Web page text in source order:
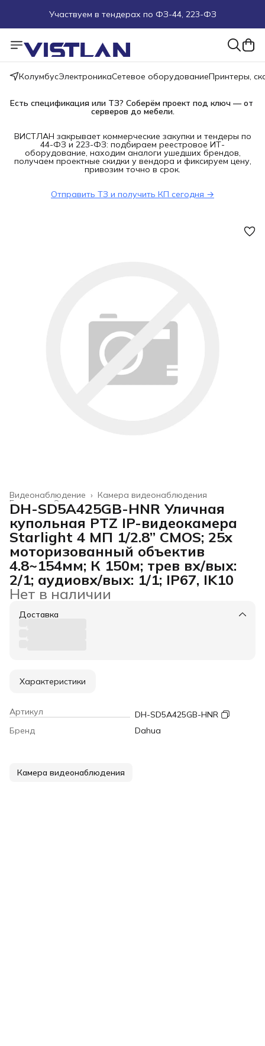
Участвуем в тендерах по ФЗ-44, 223-ФЗ
Поможем подобрать оборудование под ТЗ
Пуско-наладочные работы
Пришлите запрос на e-mail или в чат
КолумбусЭлектроникаСетевое оборудованиеПринтеры,
Есть спецификация или ТЗ? Соберём проект под ключ — от
серверов до мебели.
ВИСТЛАН закрывает коммерческие закупки и тендеры по
44-ФЗ и 223-ФЗ: подбираем реестровое ИТ-
оборудование, находим аналоги ушедших брендов,
получаем проектные скидки у вендора и фиксируем цену,
привозим точно в срок.
Отправить ТЗ и получить КП сегодня →
Камера видеонаблюдения
Видеонаблюдение ›
Электроника ›
Главная ›
DH-SD5A425GB-HNR Уличная
купольная PTZ IP-видеокамера
Starlight 4 МП 1/2.8” CMOS; 25x
моторизованный объектив
4.8~154мм; К 150м; трев вх/вых:
2/1; аудиовх/вых: 1/1; IP67, IK10
Нет в наличии
Доставка
Характеристики
Артикул
DH-SD5A425GB-HNR
Бренд
Dahua
Камера видеонаблюдения